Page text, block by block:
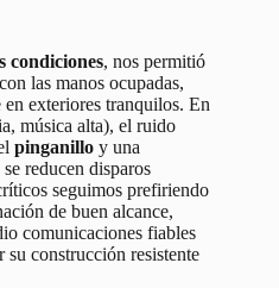
condiciones, nos permitió
las manos ocupadas,
en exteriores tranquilos. En
música alta), el ruido
pinganillo y una
reducen disparos
seguimos prefiriendo
de buen alcance,
comunicaciones fiables
construcción resistente